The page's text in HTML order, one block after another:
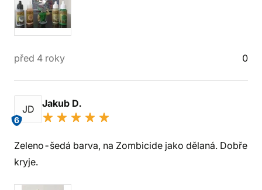
před 4 roky 0
JD
6
Jakub D.
Zeleno-šedá barva, na Zombicide jako dělaná. Dobře
kryje.